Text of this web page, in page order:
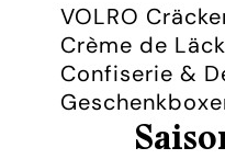
VOLRO
Crème de
Confiserie &